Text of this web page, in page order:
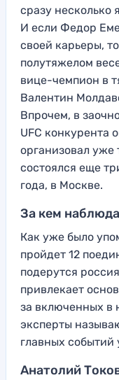
сразу несколько
И если Федор
своей карьеры,
полутяжелом
вице-чемпион в
Валентин
Впрочем, в
UFC конкурента
организовал
состоялся еще
года, в Москве.
За кем
Как уже было
пройдет 12
подерутся
привлекает
за включенных в
эксперты
главных
Анатолий